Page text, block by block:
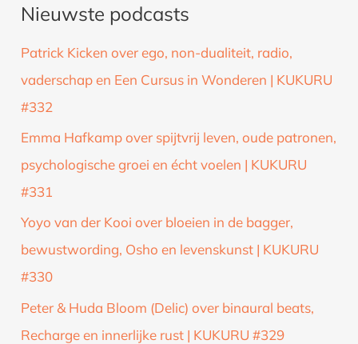
e
k
a
Nieuwste podcasts
Patrick Kicken over ego, non-dualiteit, radio,
vaderschap en Een Cursus in Wonderen | KUKURU
#332
Emma Hafkamp over spijtvrij leven, oude patronen,
psychologische groei en écht voelen | KUKURU
#331
Yoyo van der Kooi over bloeien in de bagger,
bewustwording, Osho en levenskunst | KUKURU
#330
Peter & Huda Bloom (Delic) over binaural beats,
Recharge en innerlijke rust | KUKURU #329